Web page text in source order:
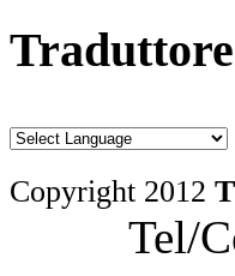
Traduttore
Copyright 2012
Tel/